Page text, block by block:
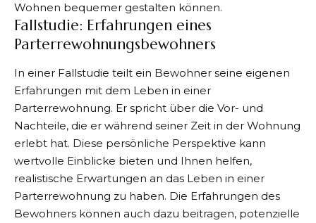
Wohnen bequemer gestalten können.
Fallstudie: Erfahrungen eines
Parterrewohnungsbewohners
In einer Fallstudie teilt ein Bewohner seine eigenen
Erfahrungen mit dem Leben in einer
Parterrewohnung. Er spricht über die Vor- und
Nachteile, die er während seiner Zeit in der Wohnung
erlebt hat. Diese persönliche Perspektive kann
wertvolle Einblicke bieten und Ihnen helfen,
realistische Erwartungen an das Leben in einer
Parterrewohnung zu haben. Die Erfahrungen des
Bewohners können auch dazu beitragen, potenzielle